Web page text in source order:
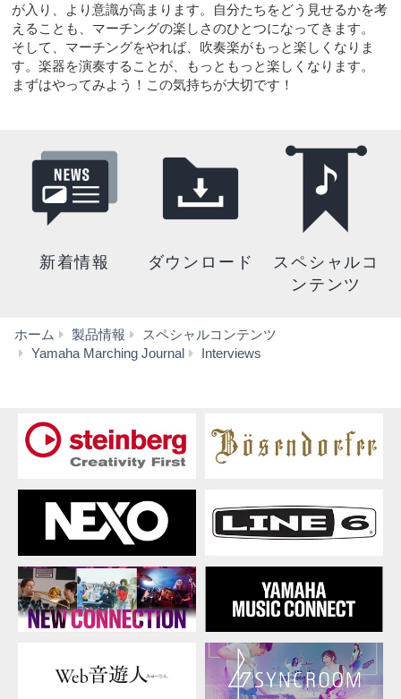
が入り、より意識が高まります。自分たちをどう見せるかを考
えることも、マーチングの楽しさのひとつになってきます。
そして、マーチングをやれば、吹奏楽がもっと楽しくなりま
す。楽器を演奏することが、もっともっと楽しくなります。
まずはやってみよう！この気持ちが大切です！
新着情報 ダウンロード
スペシャルコ
ンテンツ
ホーム 製品情報
スペシャルコンテンツ
Yamaha Marching Journal
Interviews
等
藤
重
佳
生、
山
田
有
紀
先